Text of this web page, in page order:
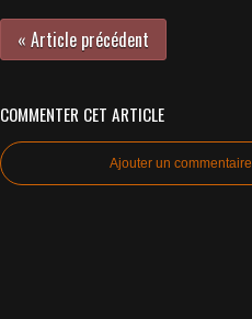
« Article précédent
COMMENTER CET ARTICLE
Ajouter un commentaire